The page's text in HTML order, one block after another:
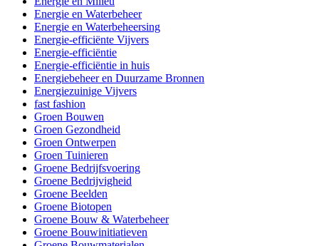
Energie en Waterbeheer
Energie en Waterbeheersing
Energie-efficiënte Vijvers
Energie-efficiëntie
Energie-efficiëntie in huis
Energiebeheer en Duurzame Bronnen
Energiezuinige Vijvers
fast fashion
Groen Bouwen
Groen Gezondheid
Groen Ontwerpen
Groen Tuinieren
Groene Bedrijfsvoering
Groene Bedrijvigheid
Groene Beelden
Groene Biotopen
Groene Bouw & Waterbeheer
Groene Bouwinitiatieven